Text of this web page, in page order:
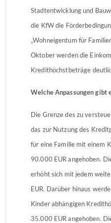
Stadtentwicklung und
die KfW die
„Wohneigentum für
Oktober werden die
Kredithöchstbeträge
Welche Anpassungen gibt
Die Grenze des zu
das zur Nutzung des
für eine Familie mit einem
90.000 EUR angehoben.
erhöht sich mit jedem
EUR. Darüber hinaus
Kinder abhängigen
35.000 EUR angehoben.